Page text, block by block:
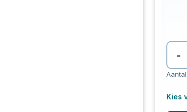
-
Kies